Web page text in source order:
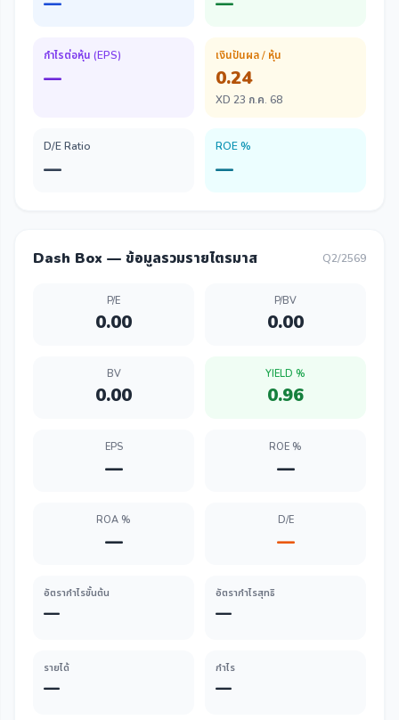
กำไรต่อหุ้น (EPS)
—
เงินปันผล / หุ้น
0.24
XD 23 ก.ค. 68
D/E Ratio
—
ROE %
—
Dash Box — ข้อมูลรวมรายไตรมาส Q2/2569
P/E
0.00
P/BV
0.00
BV
0.00
YIELD %
0.96
EPS
—
ROE %
—
ROA %
—
D/E
—
อัตรากำไรขั้นต้น
—
อัตรากำไรสุทธิ
—
รายได้
—
กำไร
—